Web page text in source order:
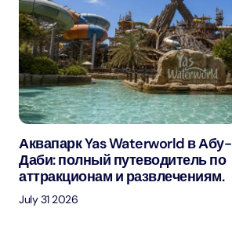
Аквапарк Yas Waterworld в Абу-
Даби: полный путеводитель по
аттракционам и развлечениям.
July 31 2026